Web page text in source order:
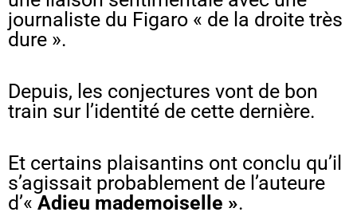
journaliste du Figaro « de la droite très
dure ».
Depuis, les conjectures vont de bon
train sur l’identité de cette dernière.
Et certains plaisantins ont conclu qu’il
s’agissait probablement de l’auteure
d’« Adieu mademoiselle ».